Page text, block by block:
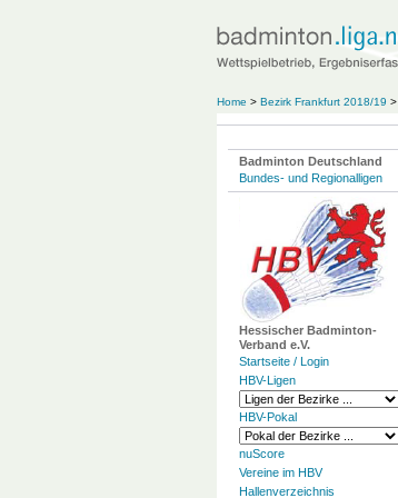
Home > Bezirk Frankfurt 2018/19 >
Badminton Deutschland
Bundes- und Regionalligen
Hessischer Badminton-
Verband e.V.
Startseite / Login
HBV-Ligen
HBV-Pokal
nuScore
Vereine im HBV
Hallenverzeichnis